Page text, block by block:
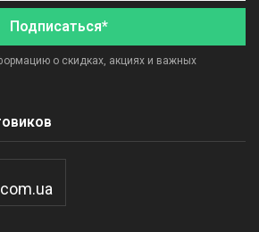
Подписаться*
о скидках, акциях и важных